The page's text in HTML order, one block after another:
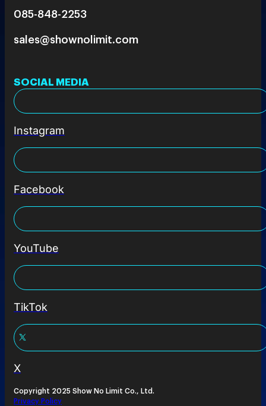
085-848-2253
sales@shownolimit.com
SOCIAL MEDIA
Instagram
Facebook
YouTube
TikTok
X
Copyright 2025 Show No Limit Co., Ltd.
Privacy Policy